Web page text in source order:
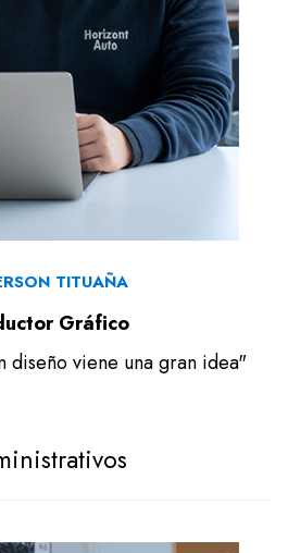
TITUAÑA
Gráfico
diseño viene una gran idea"